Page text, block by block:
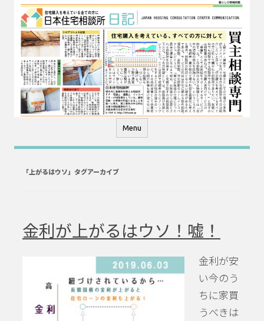
コ
テ
ン
ツ
へ
ス
キ
ッ
プ
Menu
「 上がるはウソ」タグアーカイブ
金利が上がるはウソ！嘘！
金利が安
い今のう
ちに家買
うべきは